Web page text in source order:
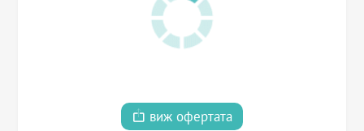
виж офертата